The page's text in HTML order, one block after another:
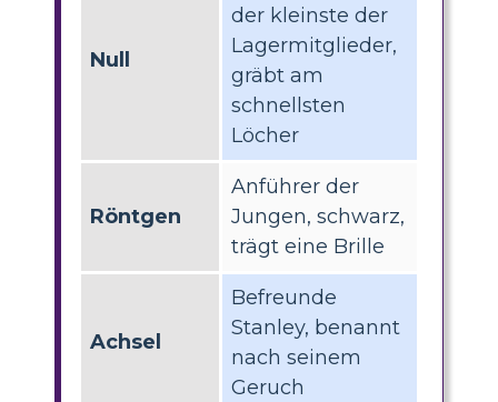
Null
der kleinste der
Lagermitglieder,
gräbt am
schnellsten
Löcher
Röntgen
Anführer der
Jungen, schwarz,
trägt eine Brille
Achsel
Befreunde
Stanley, benannt
nach seinem
Geruch